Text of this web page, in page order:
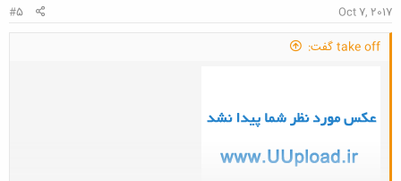
Oct 7, 2017
#5
take off گفت: